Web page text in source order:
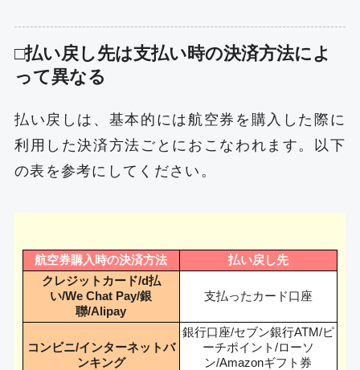
□払い戻し先は支払い時の決済方法によ
って異なる
払い戻しは、基本的には航空券を購入した際に
利用した決済方法ごとにおこなわれます。以下
の表を参考にしてください。
航空券購入時の決済方法
払い戻し先
クレジットカード/d払
い/We Chat Pay/銀
聯/Alipay
支払ったカード口座
コンビニ/インターネットバ
ンキング
銀行口座/セブン銀行ATM/ピ
ーチポイント/ローソ
ン/Amazonギフト券